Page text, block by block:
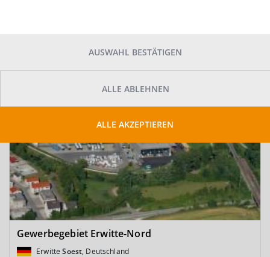
Gewerbegebiet Erwitte-Nord
ErwitteSoest, Deutschland
AUSWAHL BESTÄTIGEN
ALLE ABLEHNEN
ALLE AKZEPTIEREN